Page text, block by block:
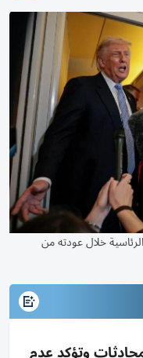
خلال عودته من